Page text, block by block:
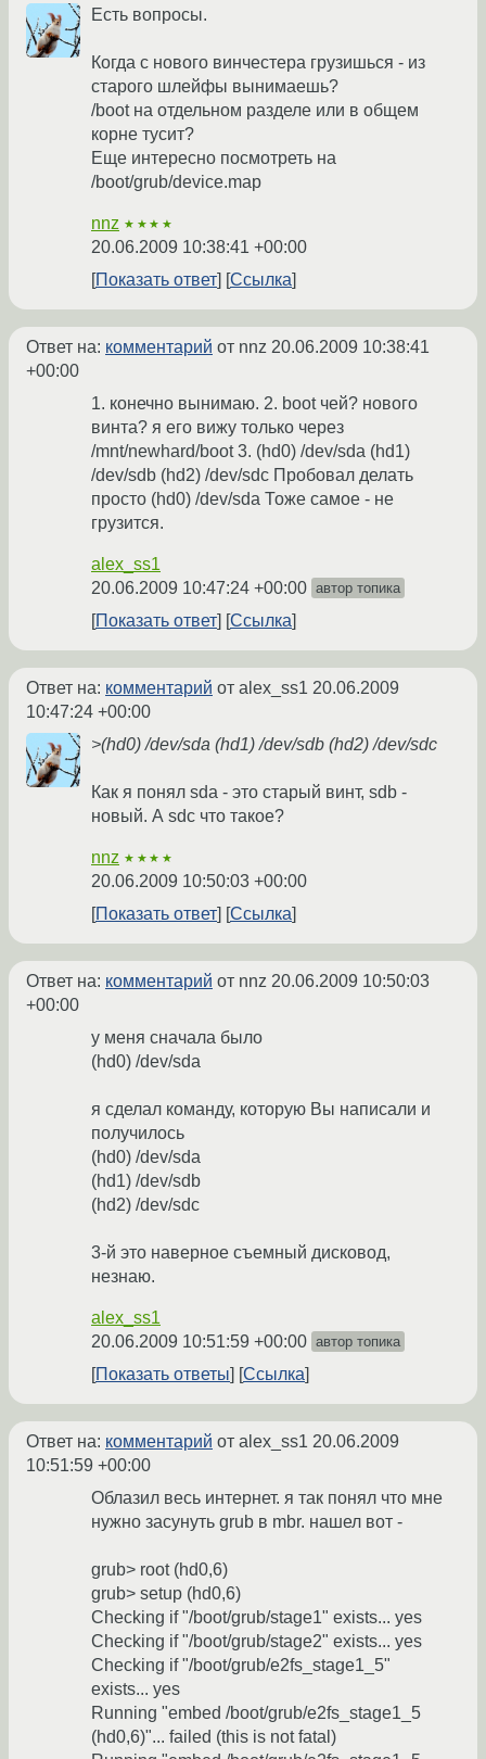
Есть вопросы.
Когда с нового винчестера грузишься - из
старого шлейфы вынимаешь?
/boot на отдельном разделе или в общем
корне тусит?
Еще интересно посмотреть на
/boot/grub/device.map
nnz ★★★★
20.06.2009 10:38:41 +00:00
Показать ответ
Ссылка
Ответ на: комментарий от nnz 20.06.2009 10:38:41
+00:00
1. конечно вынимаю. 2. boot чей? нового
винта? я его вижу только через
/mnt/newhard/boot 3. (hd0) /dev/sda (hd1)
/dev/sdb (hd2) /dev/sdc Пробовал делать
просто (hd0) /dev/sda Тоже самое - не
грузится.
alex_ss1
20.06.2009 10:47:24 +00:00 автор топика
Показать ответ Ссылка
Ответ на: комментарий от alex_ss1 20.06.2009
10:47:24 +00:00
>(hd0) /dev/sda (hd1) /dev/sdb (hd2) /dev/sdc
Как я понял sda - это старый винт, sdb -
новый. А sdc что такое?
nnz ★★★★
20.06.2009 10:50:03 +00:00
Показать ответ
Ссылка
Ответ на: комментарий от nnz 20.06.2009 10:50:03
+00:00
у меня сначала было
(hd0) /dev/sda
я сделал команду, которую Вы написали и
получилось
(hd0) /dev/sda
(hd1) /dev/sdb
(hd2) /dev/sdc
3-й это наверное съемный дисковод,
незнаю.
alex_ss1
20.06.2009 10:51:59 +00:00 автор топика
Показать ответы Ссылка
Ответ на: комментарий от alex_ss1 20.06.2009
10:51:59 +00:00
Облазил весь интернет. я так понял что мне
нужно засунуть grub в mbr. нашел вот -
grub> root (hd0,6)
grub> setup (hd0,6)
Checking if "/boot/grub/stage1" exists... yes
Checking if "/boot/grub/stage2" exists... yes
Checking if "/boot/grub/e2fs_stage1_5"
exists... yes
Running "embed /boot/grub/e2fs_stage1_5
(hd0,6)"... failed (this is not fatal)